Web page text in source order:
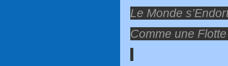
Le Monde
Comme une